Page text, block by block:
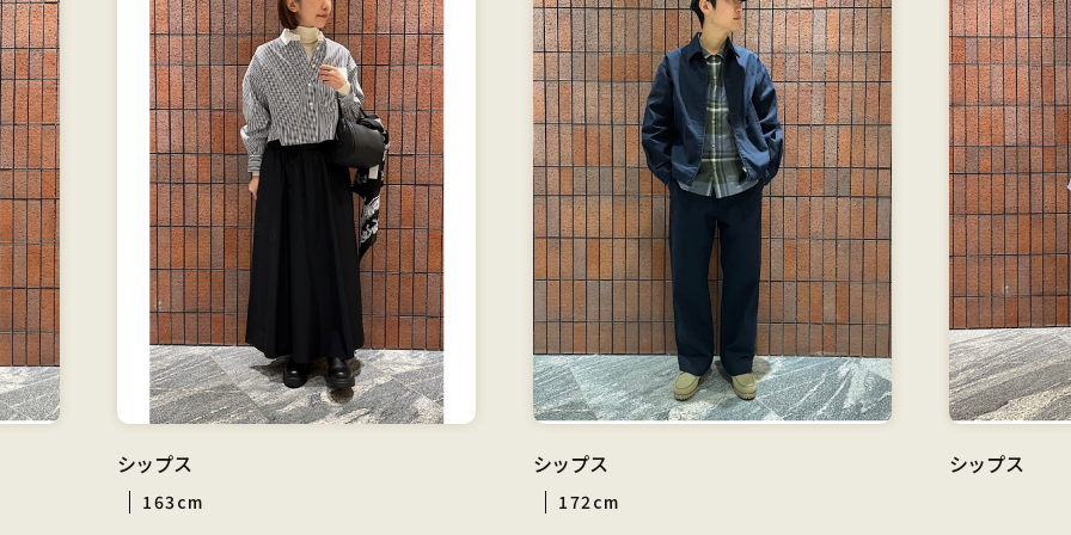
シップス
163cm
シップス
172cm
シップス